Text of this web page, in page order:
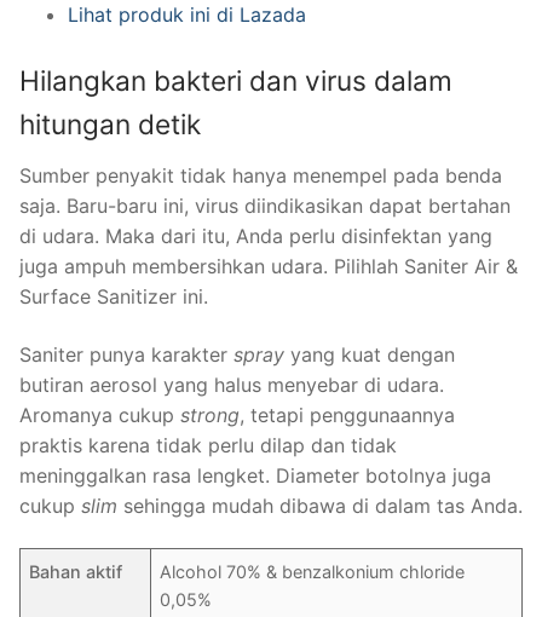
Lihat produk ini di Lazada
Hilangkan bakteri dan virus dalam
hitungan detik
Sumber penyakit tidak hanya menempel pada benda
saja. Baru-baru ini, virus diindikasikan dapat bertahan
di udara. Maka dari itu, Anda perlu disinfektan yang
juga ampuh membersihkan udara. Pilihlah Saniter Air &
Surface Sanitizer ini.
Saniter punya karakter spray yang kuat dengan
butiran aerosol yang halus menyebar di udara.
Aromanya cukup strong, tetapi penggunaannya
praktis karena tidak perlu dilap dan tidak
meninggalkan rasa lengket. Diameter botolnya juga
cukup slim sehingga mudah dibawa di dalam tas Anda.
Bahan aktif
Alcohol 70% & benzalkonium chloride
0,05%